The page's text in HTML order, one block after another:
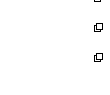
開
く
ウ
で
開
く
ン
ド
ウ
で
開
ウ
ィ
ン
ド
ウ
し
い
ウ
ィ
ン
新
し
い
ウ
新
し